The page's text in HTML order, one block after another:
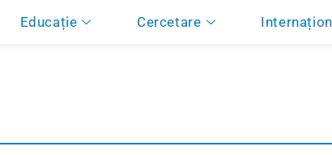
Educație Cercetare